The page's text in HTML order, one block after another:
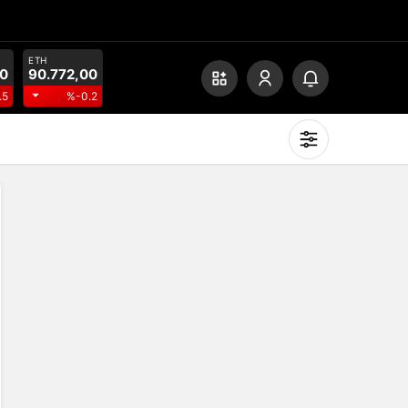
ETH
90.772,00
%-0.2
Mod
değiştir